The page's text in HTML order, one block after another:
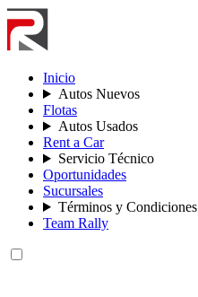
Inicio
Autos Nuevos
Flotas
Autos Usados
Rent a Car
Servicio Técnico
Oportunidades
Sucursales
Términos y Condiciones
Team Rally